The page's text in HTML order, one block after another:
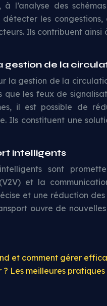
l’analyse des
les
Ils contribuent
gestion de la
la gestion de la
les feux de
il est possible de
Ils constituent une
intelligents
sont
et la
et une réduction des
ouvre de
et comment gérer
? Les meilleures pratiques